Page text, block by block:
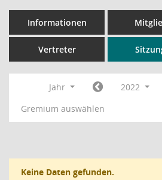
Informationen
Vertreter
Jahr
2022
Gremium auswählen
Keine Daten gefunden.